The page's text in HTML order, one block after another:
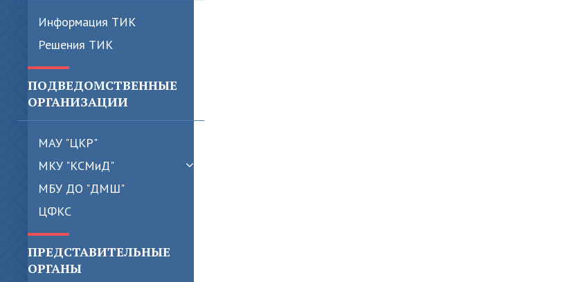
Информация ТИК
Решения ТИК
ПОДВЕДОМСТВЕННЫЕ
ОРГАНИЗАЦИИ
МАУ "ЦКР"
МКУ "КСМиД"
МБУ ДО "ДМШ"
ЦФКС
ПРЕДСТАВИТЕЛЬНЫЕ
ОРГАНЫ